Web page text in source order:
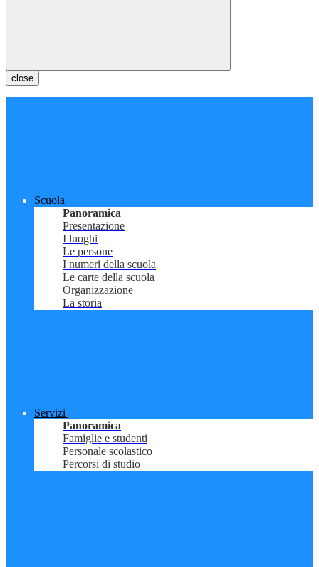
close
Scuola
Panoramica
Presentazione
I luoghi
Le persone
I numeri della scuola
Le carte della scuola
Organizzazione
La storia
Servizi
Panoramica
Famiglie e studenti
Personale scolastico
Percorsi di studio